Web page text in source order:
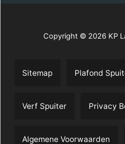
Copyright © 2026 KP
Sitemap Plafond
Verf Spuiter Privacy
Algemene Voorwaarden